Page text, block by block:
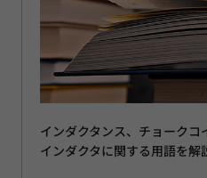
インダクタンス、チョーク
インダクタに関する用語を解